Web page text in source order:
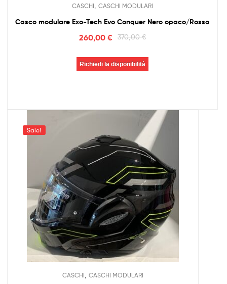
CASCHI CASCHI MODULARI
Casco modulare Exo-Tech Evo Conquer Nero opaco/Rosso
370,00€
260,00€
Richiedi la disponibilità
Sale!
CASCHI CASCHI MODULARI